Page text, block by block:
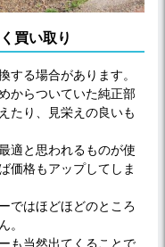
買い取り
する場合があります。
からついていた純正部
たり、見栄えの良いも
適と思われるものが使
価格もアップしてしま
ではほどほどのところ
。
も当然出てくることで